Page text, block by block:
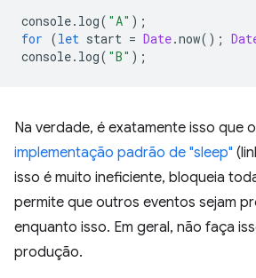
console. log( "A" );
for (let start = Date.now();
console. log( "B" );
Na verdade, é exatamente isso que
implementação padrão de "sleep"
isso é muito ineficiente, bloqueia
permite que outros eventos sejam
enquanto isso. Em geral, não faça
produção.